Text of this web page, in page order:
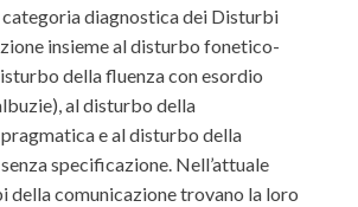
categoria diagnostica dei Disturbi
insieme al disturbo fonetico-
della fluenza con esordio
al disturbo della
e al disturbo della
specificazione. Nell’attuale
della comunicazione trovano la loro